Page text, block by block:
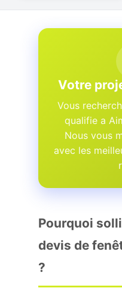
Votre
Vous
qualifie a
Nous vous
avec les
Pourquoi
devis de
?